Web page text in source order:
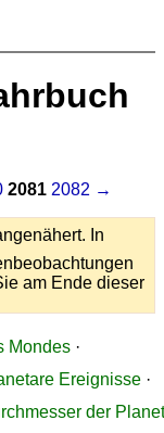
2081 2082 →
In
am Ende dieser
Mondes ·
Ereignisse ·
der